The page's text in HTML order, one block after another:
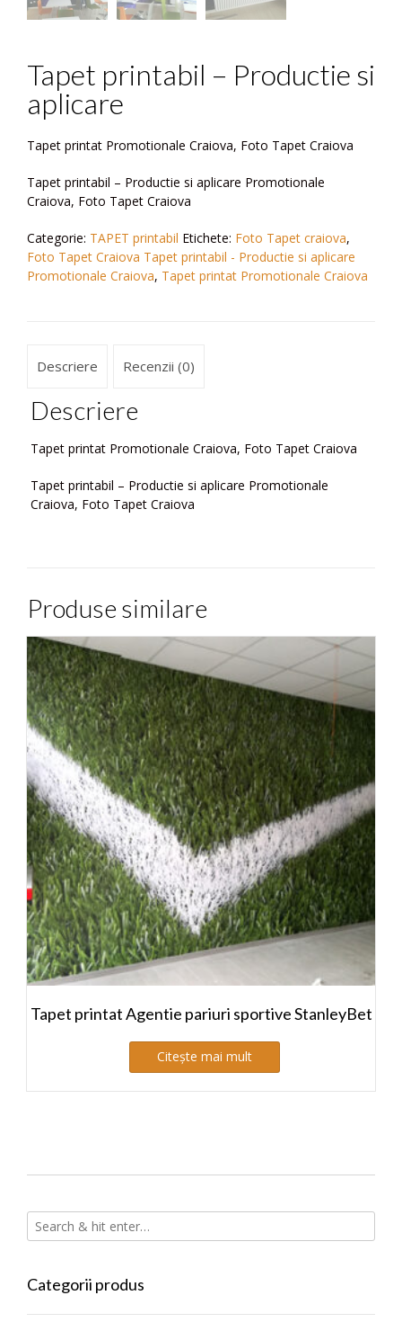
Tapet printabil – Productie si
aplicare
Tapet printat Promotionale Craiova, Foto Tapet Craiova
Tapet printabil – Productie si aplicare Promotionale
Craiova, Foto Tapet Craiova
Categorie: TAPET printabil Etichete: Foto Tapet craiova,
Foto Tapet Craiova Tapet printabil - Productie si aplicare
Promotionale Craiova, Tapet printat Promotionale Craiova
Descriere Recenzii (0)
Descriere
Tapet printat Promotionale Craiova, Foto Tapet Craiova
Tapet printabil – Productie si aplicare Promotionale
Craiova, Foto Tapet Craiova
Produse similare
Tapet printat Agentie pariuri sportive StanleyBet
Citește mai mult
Categorii produs